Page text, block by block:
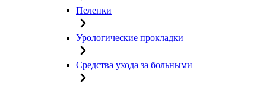
Пеленки
Урологические прокладки
Средства ухода за больными